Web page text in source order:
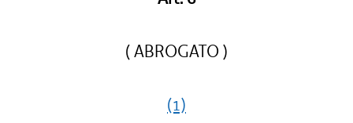
( ABROGATO )
(1)